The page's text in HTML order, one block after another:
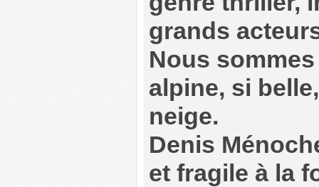
grands
Nous
alpine, si
neige.
Denis
et fragile à la